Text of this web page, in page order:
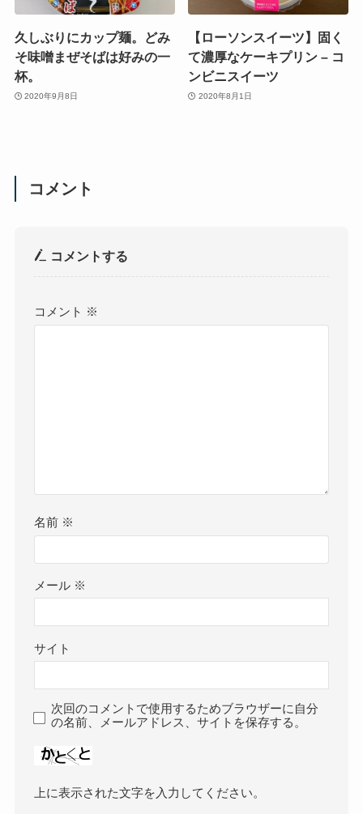
久しぶりにカップ麺。どみ
そ味噌まぜそばは好みの一
杯。
2020年9月8日
【ローソンスイーツ】固く
て濃厚なケーキプリン – コ
ンビニスイーツ
2020年8月1日
コメント
コメントする
コメント ※
名前 ※
メール ※
サイト
次回のコメントで使用するためブラウザーに自分
の名前、メールアドレス、サイトを保存する。
上に表示された文字を入力してください。